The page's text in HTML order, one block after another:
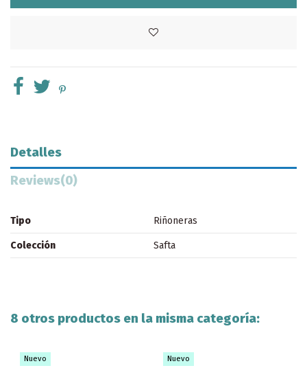
Detalles
Reviews(0)
Tipo Riñoneras
Colección Safta
8 otros productos en la misma categoría:
Nuevo Nuevo